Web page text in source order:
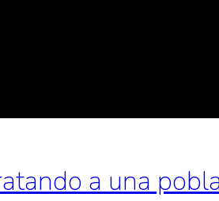
a una